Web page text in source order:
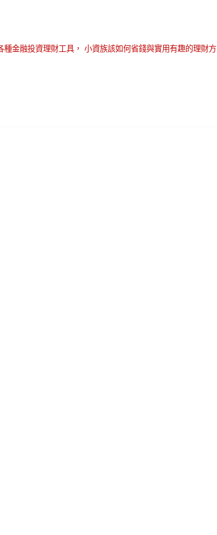
金融投資理財工具， 小資族該如何省錢與實用有趣的理財方